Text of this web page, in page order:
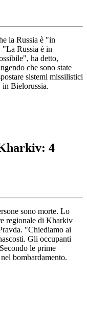
la Russia è "in
Russia è in
ha detto,
che sono state
sistemi missilistici
in Bielorussia.
4
sono morte. Lo
regionale di Kharkiv
"Chiediamo ai
Gli occupanti
le prime
bombardamento.